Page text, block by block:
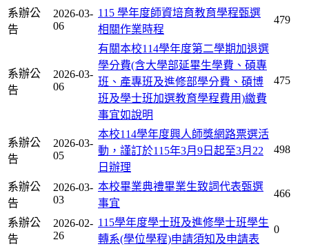
系辦公
告
2026-03-
06
115 學年度師資培育教育學程甄選
相關作業時程
479
系辦公
告
2026-03-
06
有關本校114學年度第二學期加退選
學分費(含大學部延畢生學費、碩專
班、產專班及進修部學分費、碩博
班及學士班加選教育學程費用)繳費
事宜如說明
475
系辦公
告
2026-03-
05
本校114學年度興人師獎網路票選活
動，謹訂於115年3月9日起至3月22
日辦理
498
系辦公
告
2026-03-
03
本校畢業典禮畢業生致詞代表甄選
事宜
466
系辦公
告
2026-02-
26
115學年度學士班及進修學士班學生
轉系(學位學程)申請須知及申請表
0